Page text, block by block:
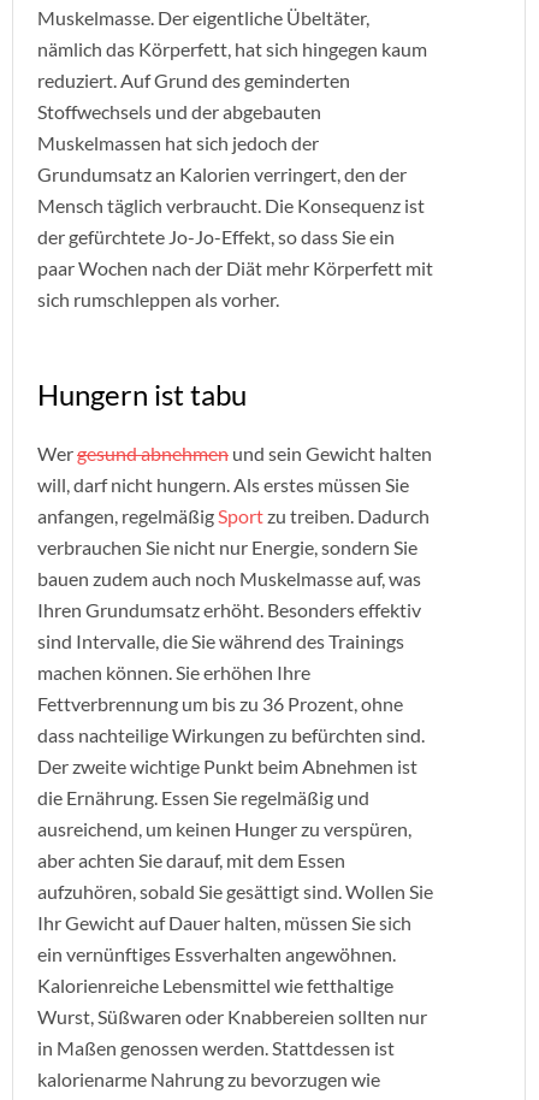
Muskelmasse. Der eigentliche Übeltäter,
nämlich das Körperfett, hat sich hingegen kaum
reduziert. Auf Grund des geminderten
Stoffwechsels und der abgebauten
Muskelmassen hat sich jedoch der
Grundumsatz an Kalorien verringert, den der
Mensch täglich verbraucht. Die Konsequenz ist
der gefürchtete Jo-Jo-Effekt, so dass Sie ein
paar Wochen nach der Diät mehr Körperfett mit
sich rumschleppen als vorher.
Hungern ist tabu
Wergesund abnehmen und sein Gewicht halten
will, darf nicht hungern. Als erstes müssen Sie
anfangen, regelmäßigSportzu treiben. Dadurch
verbrauchen Sie nicht nur Energie, sondern Sie
bauen zudem auch noch Muskelmasse auf, was
Ihren Grundumsatz erhöht. Besonders effektiv
sind Intervalle, die Sie während des Trainings
machen können. Sie erhöhen Ihre
Fettverbrennung um bis zu 36 Prozent, ohne
dass nachteilige Wirkungen zu befürchten sind.
Der zweite wichtige Punkt beim Abnehmen ist
die Ernährung. Essen Sie regelmäßig und
ausreichend, um keinen Hunger zu verspüren,
aber achten Sie darauf, mit dem Essen
aufzuhören, sobald Sie gesättigt sind. Wollen Sie
Ihr Gewicht auf Dauer halten, müssen Sie sich
ein vernünftiges Essverhalten angewöhnen.
Kalorienreiche Lebensmittel wie fetthaltige
Wurst, Süßwaren oder Knabbereien sollten nur
in Maßen genossen werden. Stattdessen ist
kalorienarme Nahrung zu bevorzugen wie